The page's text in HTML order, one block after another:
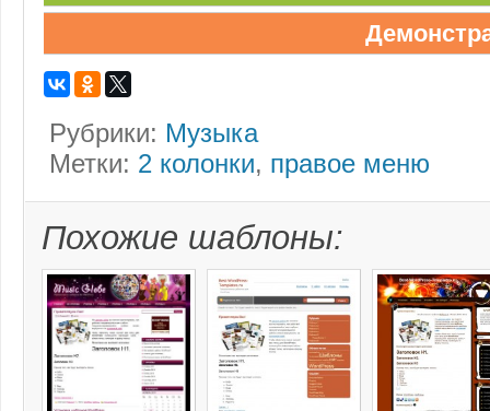
Рубрики: Музыка
Метки: 2 колонки, правое меню
Похожие шаблоны: